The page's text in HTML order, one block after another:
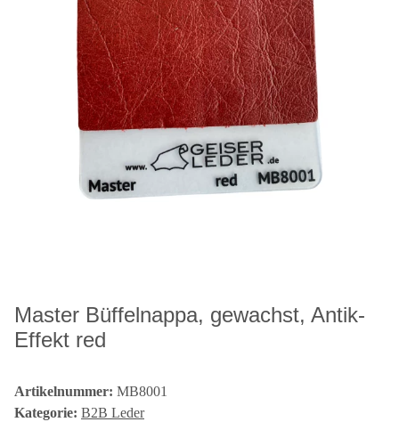
Master Büffelnappa, gewachst, Antik-
Effekt red
Artikelnummer: MB8001
Kategorie: B2B Leder